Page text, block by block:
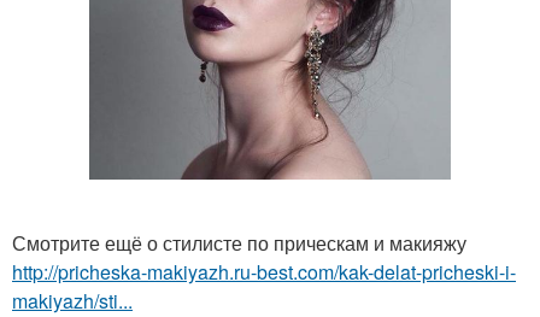
Смотрите ещё о стилисте по прическам и макияжу
http://pricheska-makiyazh.ru-best.com/kak-delat-pricheski-i-
makiyazh/sti...